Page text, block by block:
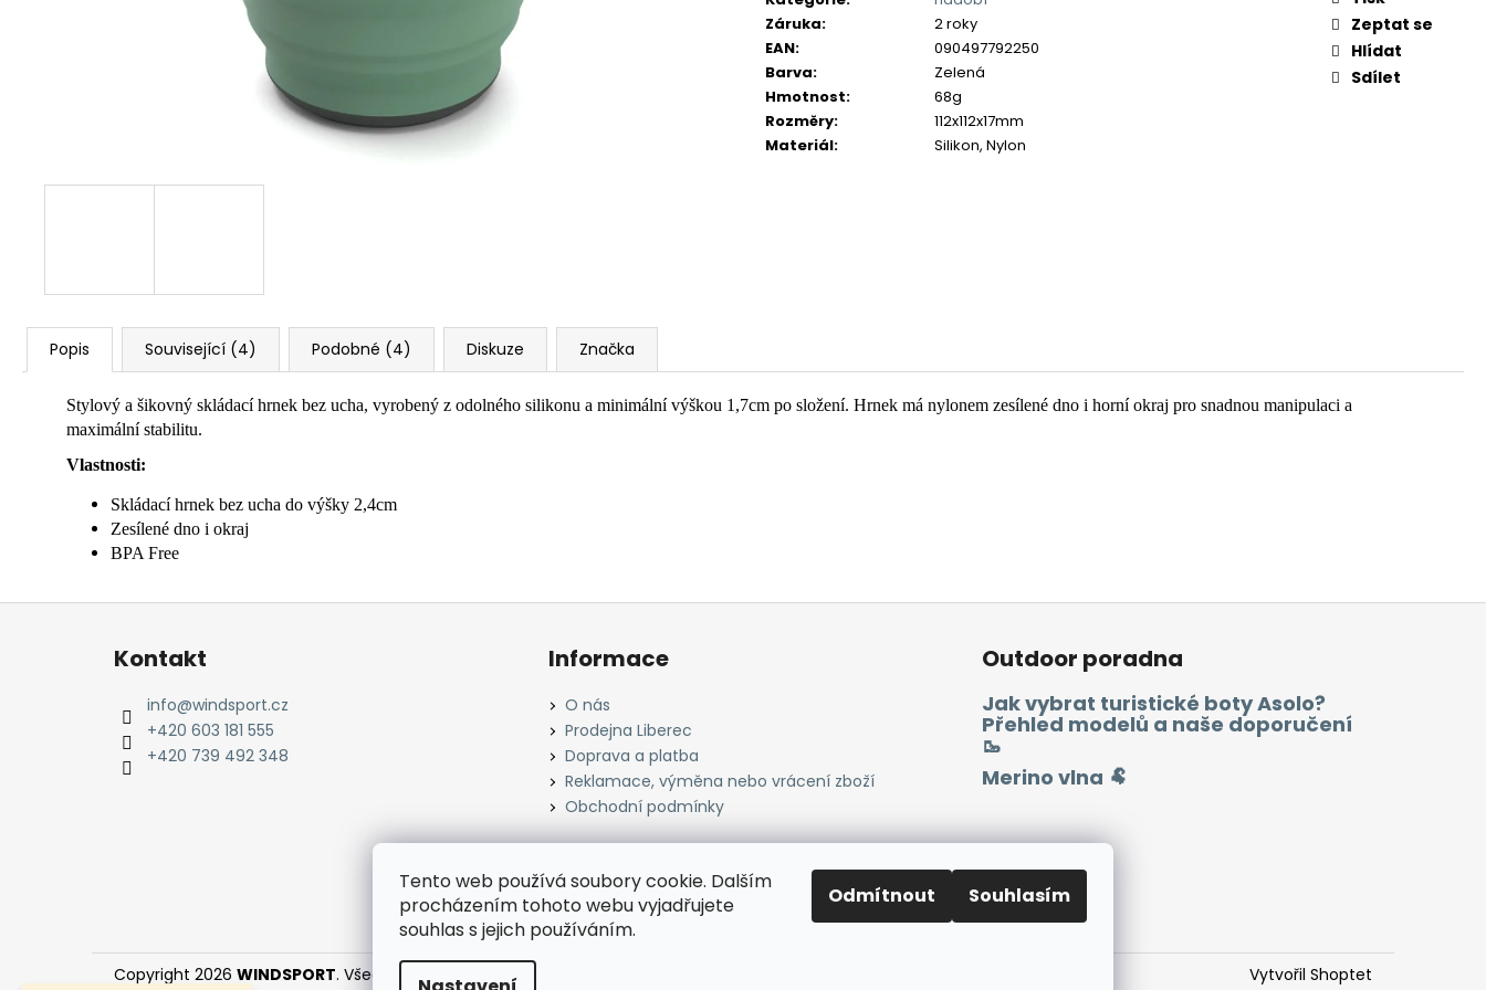
Tento web používá soubory cookie. Dalším
procházením tohoto webu vyjadřujete
souhlas s jejich používáním.
Odmítnout Souhlasím
Záruka:
2 roky
EAN:
090497792250
Barva:
Zelená
Hmotnost:
68g
Rozměry:
112x112x17mm
Materiál: Silikon, Nylon
Zeptat se
Hlídat
Sdílet
Popis Související (4) Podobné (4) Diskuze Značka
Stylový a šikovný skládací hrnek bez ucha, vyrobený z odolného silikonu a minimální výškou 1,7cm po složení. Hrnek má nylonem zesílené dno i horní okraj pro snadnou manipulaci a
maximální stabilitu.
Vlastnosti:
Skládací hrnek bez ucha do výšky 2,4cm
Zesílené dno i okraj
BPA Free
Z
Kontakt
info@windsport.cz
+420 603 181 555
+420 739 492 348
Informace
O nás
Prodejna Liberec
Doprava a platba
Reklamace, výměna nebo vrácení zboží
Obchodní podmínky
Outdoor poradna
Jak vybrat turistické boty Asolo?
Přehled modelů a naše doporučení
🥾
Merino vlna 🐏
Instagram Facebook Heureka.cz Zboží.cz
Vytvořil Shoptet
Copyright 2026 WINDSPORT. Všechna práva vyhrazena.